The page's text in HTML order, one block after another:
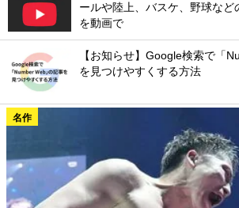
ールや陸上、バスケ、野球など
を動画で
【お知らせ】Google検索で「
を見つけやすくする方法
名作